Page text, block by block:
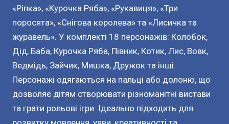
«Ріпка», «Курочка Ряба», «Рукавиця», «Три
поросята», «Снігова королева» та «Лисичка та
журавель». У комплекті 18 персонажів: Колобок,
Дід, Баба, Курочка Ряба, Півник, Котик, Лис, Вовк,
Ведмідь, Зайчик, Мишка, Дружок та інші.
Персонажі одягаються на пальці або долоню, що
дозволяє дітям створювати різноманітні вистави
та грати рольові ігри. Ідеально підходить для